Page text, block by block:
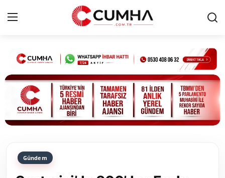
Kurumsal
Cumhurbaşkanlığı
Bakanlıklar
Siyasi Partiler
Gündem